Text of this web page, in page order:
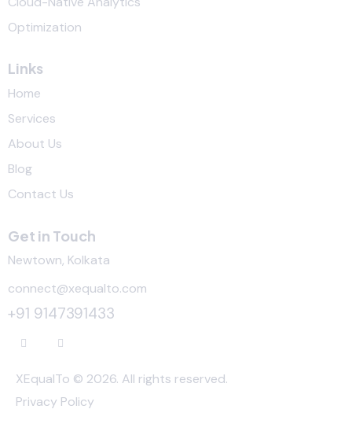
Optimization
Links
Home
Services
About Us
Blog
Contact Us
Get in Touch
Newtown, Kolkata
connect@xequalto.com
+91 9147391433
XEqualTo © 2026. All rights reserved.
Privacy Policy